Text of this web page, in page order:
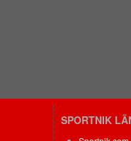
SPORTNIK